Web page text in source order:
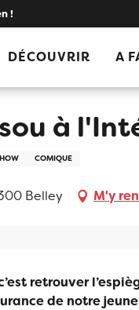
!
DÉCOUVRIR A
à
COMIQUE
Belley M'y
retrouver
de notre